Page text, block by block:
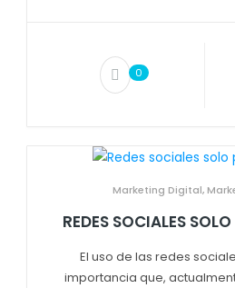
0
Marketing Digital,
REDES SOCIALES
El uso de las redes
importancia que,